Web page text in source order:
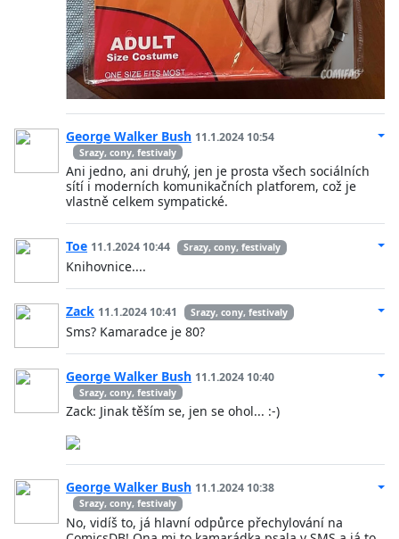
George Walker Bush 11.1.2024 10:54
Srazy, cony, festivaly
Ani jedno, ani druhý, jen je prosta všech sociálních
sítí i moderních komunikačních platforem, což je
vlastně celkem sympatické.
Toe 11.1.2024 10:44 Srazy, cony, festivaly
Knihovnice....
Zack 11.1.2024 10:41 Srazy, cony, festivaly
Sms? Kamaradce je 80?
George Walker Bush 11.1.2024 10:40
Srazy, cony, festivaly
Zack: Jinak těším se, jen se ohol... :-)
George Walker Bush 11.1.2024 10:38
Srazy, cony, festivaly
No, vidíš to, já hlavní odpůrce přechylování na